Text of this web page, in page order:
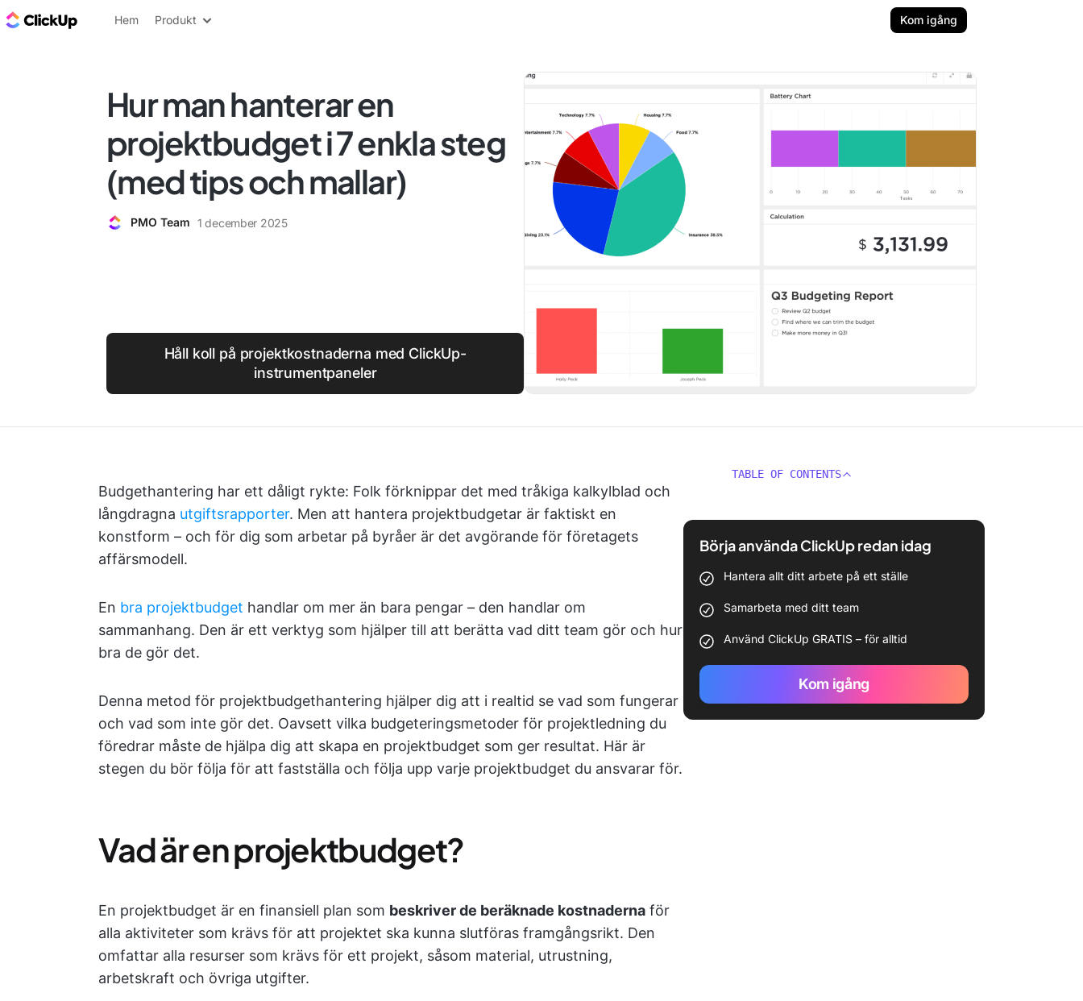
ClickUp-bloggen
Hem Produkt Kom igång
Hur man hanterar en
projektbudget i 7 enkla steg
(med tips och mallar)
PMO Team 1 december 2025
Håll koll på projektkostnaderna med ClickUp-
instrumentpaneler
Budgethantering har ett dåligt rykte: Folk förknippar det med tråkiga kalkylblad och
långdragna utgiftsrapporter. Men att hantera projektbudgetar är faktiskt en
konstform – och för dig som arbetar på byråer är det avgörande för företagets
affärsmodell.
En bra projektbudget handlar om mer än bara pengar – den handlar om
sammanhang. Den är ett verktyg som hjälper till att berätta vad ditt team gör och hur
bra de gör det.
Denna metod för projektbudgethantering hjälper dig att i realtid se vad som fungerar
och vad som inte gör det. Oavsett vilka budgeteringsmetoder för projektledning du
föredrar måste de hjälpa dig att skapa en projektbudget som ger resultat. Här är
stegen du bör följa för att fastställa och följa upp varje projektbudget du ansvarar för.
Vad är en projektbudget?
En projektbudget är en finansiell plan som beskriver de beräknade kostnaderna för
alla aktiviteter som krävs för att projektet ska kunna slutföras framgångsrikt. Den
omfattar alla resurser som krävs för ett projekt, såsom material, utrustning,
arbetskraft och övriga utgifter.
TABLE OF CONTENTS
Börja använda ClickUp redan idag
Hantera allt ditt arbete på ett ställe
Samarbeta med ditt team
Använd ClickUp GRATIS – för alltid
Kom igång